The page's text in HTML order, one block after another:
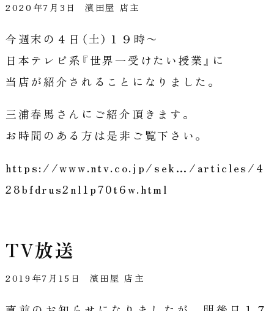
2020年7月3日 濱田屋 店主
今週末の４日（土）１９時〜
日本テレビ系『世界一受けたい授業』に
当店が紹介されることになりました。
三浦春馬さんにご紹介頂きます。
お時間のある方は是非ご覧下さい。
https://www.ntv.co.jp/sek…/articles/4
28bfdrus2nl1p70t6w.html
TV放送
2019年7月15日 濱田屋 店主